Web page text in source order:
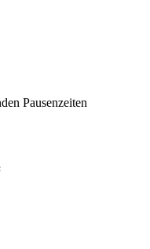
Pausenzeiten